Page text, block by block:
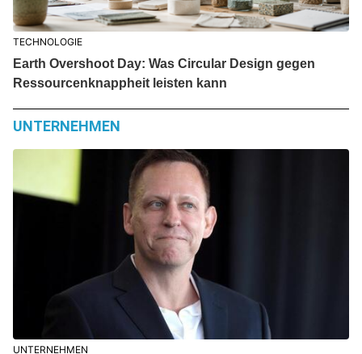
TECHNOLOGIE
Earth Overshoot Day: Was Circular Design gegen
Ressourcenknappheit leisten kann
UNTERNEHMEN
UNTERNEHMEN